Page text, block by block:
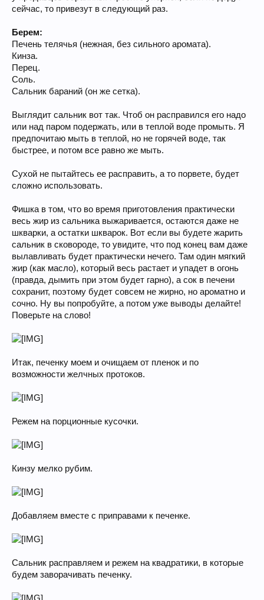
сейчас, то привезут в следующий раз.
Берем:
Печень телячья (нежная, без сильного аромата).
Кинза.
Перец.
Соль.
Сальник бараний (он же сетка).
Выглядит сальник вот так. Чтоб он расправился его надо
или над паром подержать, или в теплой воде промыть. Я
предпочитаю мыть в теплой, но не горячей воде, так
быстрее, и потом все равно же мыть.
Сухой не пытайтесь ее расправить, а то порвете, будет
сложно использовать.
Фишка в том, что во время приготовления практически
весь жир из сальника выжаривается, остаются даже не
шкварки, а остатки шкварок. Вот если вы будете жарить
сальник в сковороде, то увидите, что под конец вам даже
вылавливать будет практически нечего. Там один мягкий
жир (как масло), который весь растает и упадет в огонь
(правда, дымить при этом будет гарно), а сок в печени
сохранит, поэтому будет совсем не жирно, но ароматно и
сочно. Ну вы попробуйте, а потом уже выводы делайте!
Поверьте на слово!
Итак, печенку моем и очищаем от пленок и по
возможности желчных протоков.
Режем на порционные кусочки.
Кинзу мелко рубим.
Добавляем вместе с приправами к печенке.
Сальник расправляем и режем на квадратики, в которые
будем заворачивать печенку.